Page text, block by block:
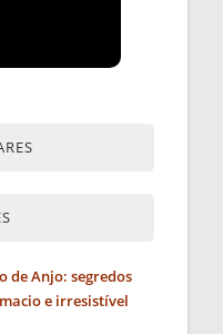
de Anjo: segredos
e irresistível